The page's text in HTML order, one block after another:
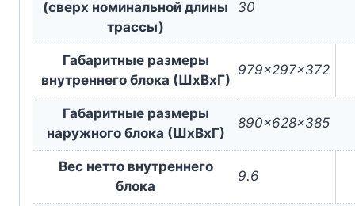
(сверх номинальной длины
трассы)
30
Габаритные размеры
внутреннего блока (ШxВxГ)
979x297x372
Габаритные размеры
наружного блока (ШxВxГ)
890x628x385
Вес нетто внутреннего
блока
9.6